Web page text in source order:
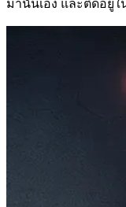
มานั้นเอง และติดอยู่